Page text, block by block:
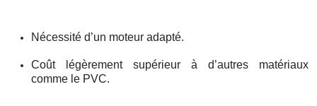
Nécessité d’un moteur adapté.
Coût légèrement supérieur à d’autres matériaux
comme le PVC.